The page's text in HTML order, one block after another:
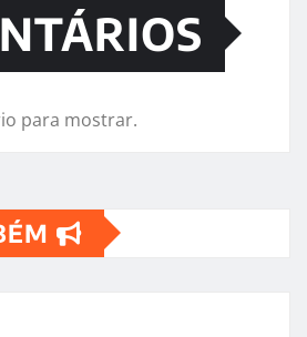
para mostrar.